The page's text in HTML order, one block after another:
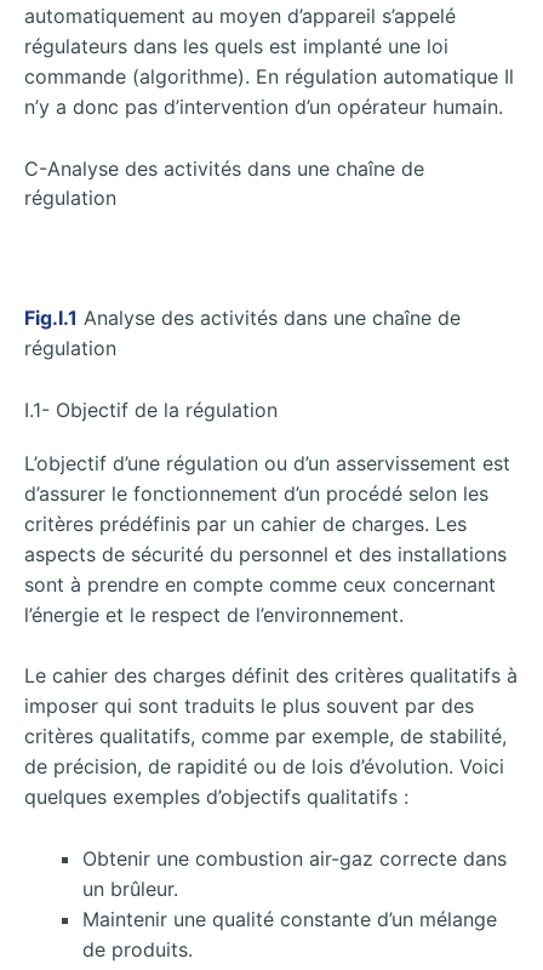
automatiquement au moyen d’appareil s’appelé
régulateurs dans les quels est implanté une loi
commande (algorithme). En régulation automatique Il
n’y a donc pas d’intervention d’un opérateur humain.
C-Analyse des activités dans une chaîne de
régulation
Fig.I.1 Analyse des activités dans une chaîne de
régulation
I.1- Objectif de la régulation
L’objectif d’une régulation ou d’un asservissement est
d’assurer le fonctionnement d’un procédé selon les
critères prédéfinis par un cahier de charges. Les
aspects de sécurité du personnel et des installations
sont à prendre en compte comme ceux concernant
l’énergie et le respect de l’environnement.
Le cahier des charges définit des critères qualitatifs à
imposer qui sont traduits le plus souvent par des
critères qualitatifs, comme par exemple, de stabilité,
de précision, de rapidité ou de lois d’évolution. Voici
quelques exemples d’objectifs qualitatifs :
Obtenir une combustion air-gaz correcte dans
un brûleur.
Maintenir une qualité constante d’un mélange
de produits.